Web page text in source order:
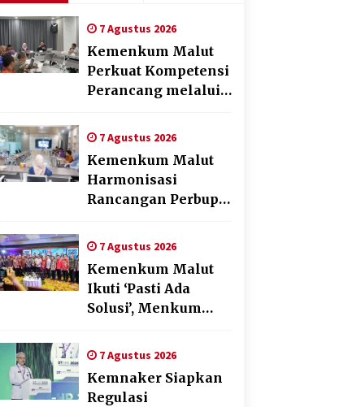
7 Agustus 2026
Kemenkum Malut
Perkuat Kompetensi
Perancang melalui
Penyusunan Produk
Hukum Daerah
7 Agustus 2026
Kemenkum Malut
Harmonisasi
Rancangan Perbup
dan Jasa pada BUMD
Halteng
7 Agustus 2026
Kemenkum Malut
Ikuti ‘Pasti Ada
Solusi’, Menkum
Transformasi
Digital
7 Agustus 2026
Kemnaker Siapkan
Regulasi